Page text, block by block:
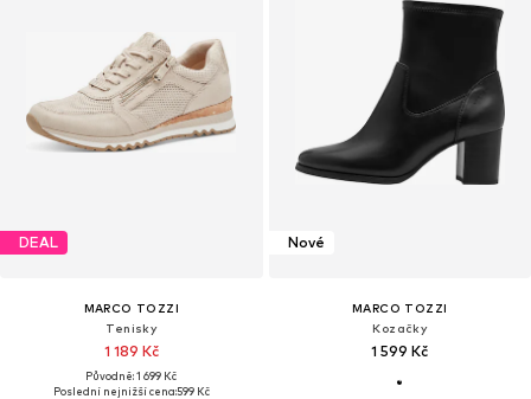
DEAL
MARCO TOZZI
Tenisky
1 189 Kč
Původně: 1 699 Kč
Poslední nejnižší cena:599 Kč
Nové
MARCO TOZZI
Kozačky
1 599 Kč